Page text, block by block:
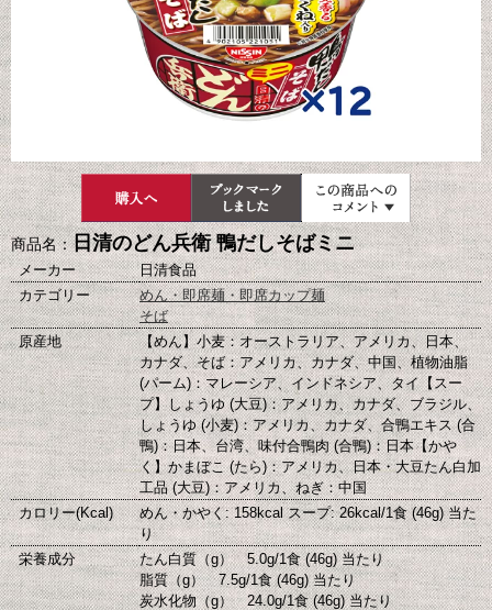
商品名：日清のどん兵衛 鴨だしそばミニ
メーカー
日清食品
カテゴリー
めん・即席麺・即席カップ麺
そば
原産地
【めん】小麦：オーストラリア、アメリカ、日本、
カナダ、そば：アメリカ、カナダ、中国、植物油脂
(パーム)：マレーシア、インドネシア、タイ【スー
プ】しょうゆ (大豆)：アメリカ、カナダ、ブラジル、
しょうゆ (小麦)：アメリカ、カナダ、合鴨エキス (合
鴨)：日本、台湾、味付合鴨肉 (合鴨)：日本【かや
く】かまぼこ (たら)：アメリカ、日本・大豆たん白加
工品 (大豆)：アメリカ、ねぎ：中国
カロリー(Kcal)
めん・かやく: 158kcal スープ: 26kcal/1食 (46g) 当た
り
栄養成分
たん白質（g） 5.0g/1食 (46g) 当たり
脂質（g） 7.5g/1食 (46g) 当たり
炭水化物（g） 24.0g/1食 (46g) 当たり